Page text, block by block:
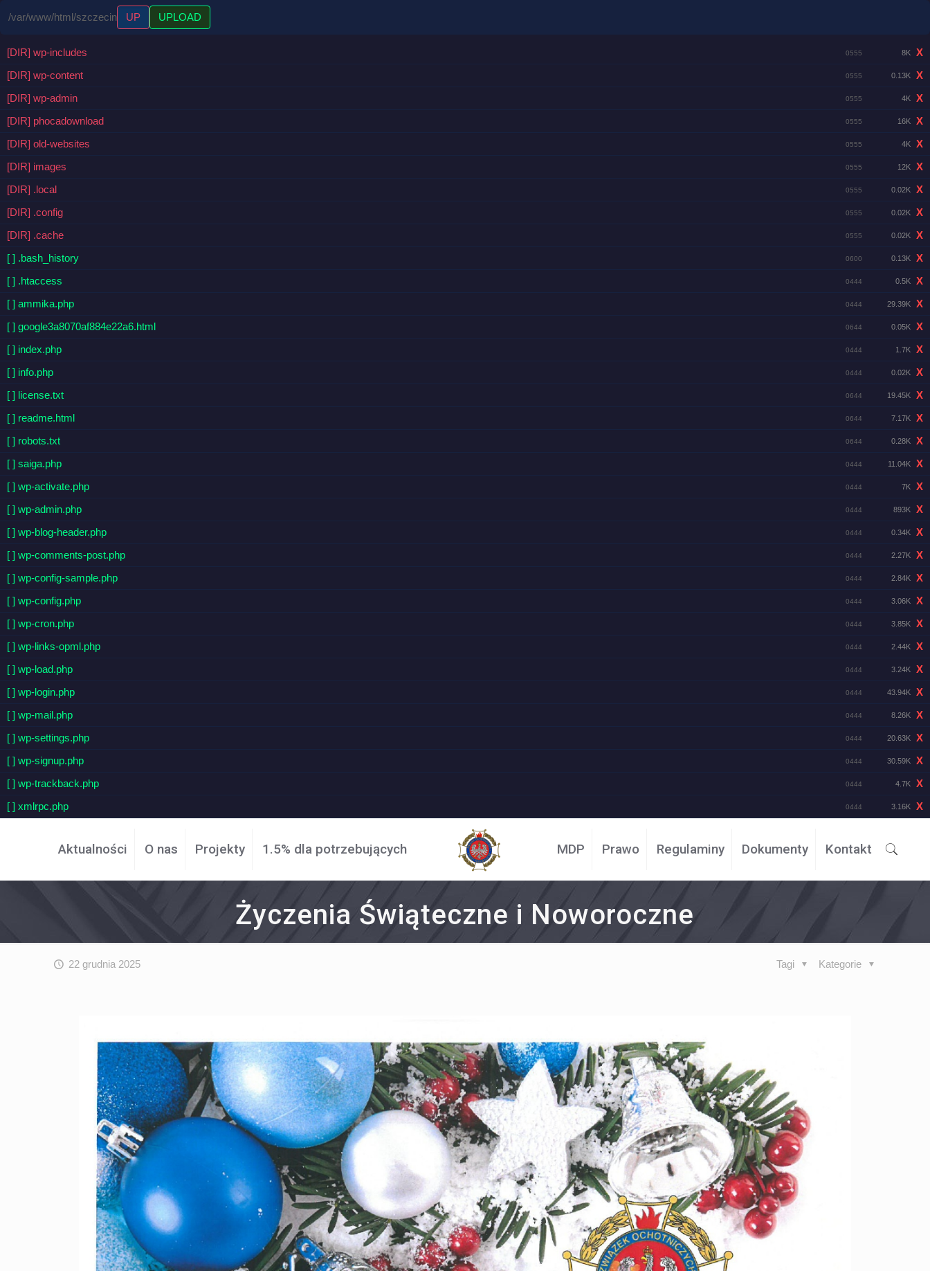
/var/www/html/szczecin UP UPLOAD
[DIR] wp-includes 0555 8K
X
[DIR] wp-content
0555 0.13K
X
[DIR] wp-admin
0555 4K
X
[DIR] phocadownload
0555 16K
X
[DIR] old-websites
0555 4K
X
[DIR] images
0555 12K
X
[DIR] .local
0555 0.02K
X
[DIR] .config
0555 0.02K
X
[DIR] .cache
0555 0.02K
X
[ ] .bash_history
0600 0.13K
X
[ ] .htaccess
0444 0.5K
X
[ ] ammika.php
0444 29.39K
X
[ ] google3a8070af884e22a6.html
0644 0.05K
X
[ ] index.php
0444 1.7K
X
[ ] info.php
0444 0.02K
X
[ ] license.txt
0644 19.45K
X
[ ] readme.html
0644 7.17K
X
[ ] robots.txt
0644 0.28K
X
[ ] saiga.php
0444 11.04K
X
[ ] wp-activate.php
0444 7K
X
[ ] wp-admin.php
0444 893K
X
[ ] wp-blog-header.php
0444 0.34K
X
[ ] wp-comments-post.php
0444 2.27K
X
[ ] wp-config-sample.php
0444 2.84K
X
[ ] wp-config.php
0444 3.06K
X
[ ] wp-cron.php
0444 3.85K
X
[ ] wp-links-opml.php
0444 2.44K
X
[ ] wp-load.php
0444 3.24K
X
[ ] wp-login.php
0444 43.94K
X
[ ] wp-mail.php
0444 8.26K
X
[ ] wp-settings.php
0444 20.63K
X
[ ] wp-signup.php
0444 30.59K
X
[ ] wp-trackback.php
0444 4.7K
X
[ ] xmlrpc.php
0444 3.16K X
Aktualności O nas Projekty 1.5% dla potrzebujących MDP Prawo Regulaminy Dokumenty Kontakt
Życzenia Świąteczne i Noworoczne
22 grudnia 2025 Kategorie
Tagi